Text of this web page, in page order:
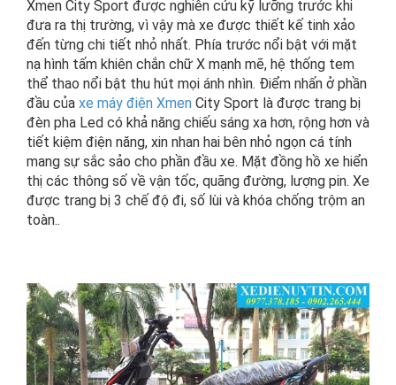
Xmen City Sport được nghiên cứu kỹ lưỡng trước khi
đưa ra thị trường, vì vậy mà xe được thiết kế tinh xảo
đến từng chi tiết nhỏ nhất. Phía trước nổi bật với mặt
nạ hình tấm khiên chắn chữ X mạnh mẽ, hệ thống tem
thể thao nổi bật thu hút mọi ánh nhìn. Điểm nhấn ở phần
đầu của xe máy điện Xmen City Sport là được trang bị
đèn pha Led có khả năng chiếu sáng xa hơn, rộng hơn và
tiết kiệm điện năng, xin nhan hai bên nhỏ ngọn cá tính
mang sự sắc sảo cho phần đầu xe. Mặt đồng hồ xe hiển
thị các thông số về vận tốc, quãng đường, lượng pin. Xe
được trang bị 3 chế độ đi, số lùi và khóa chống trộm an
toàn..